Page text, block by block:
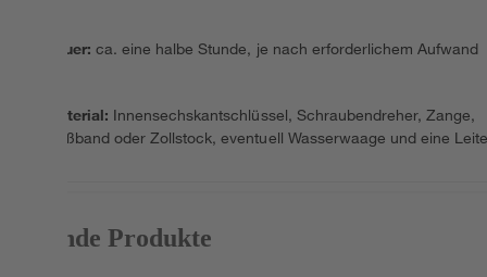
Dauer:ca. eine halbe Stunde, je nach erforderlichem Aufwand
Material: Innensechskantschlüssel, Schraubendreher, Zange,
Maßband oder Zollstock, eventuell Wasserwaage und eine
Passende Produkte